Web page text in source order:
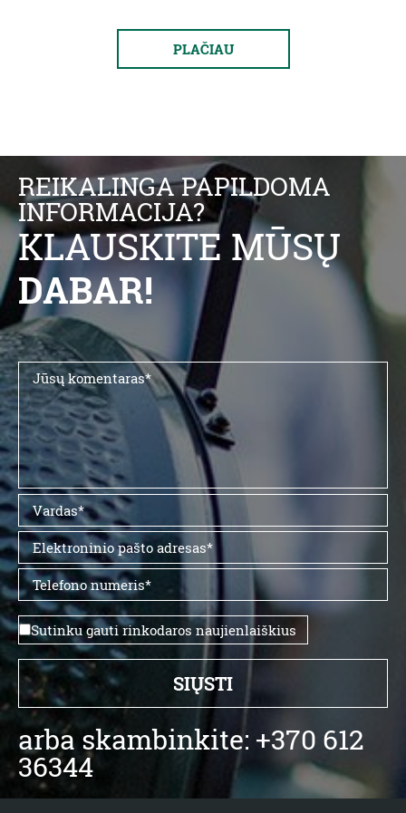
PLAČIAU
REIKALINGA PAPILDOMA
INFORMACIJA?
KLAUSKITE MŪSŲ
DABAR!
Sutinku gauti rinkodaros naujienlaiškius
arba skambinkite: +370 612
36344